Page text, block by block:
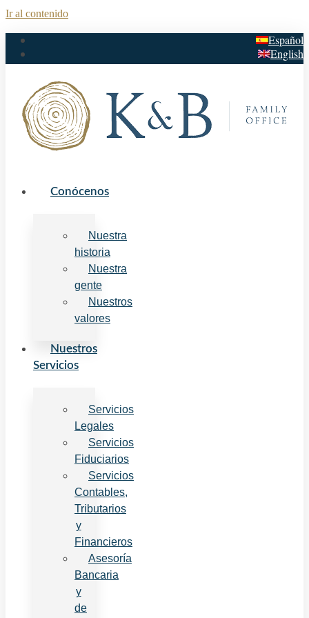
Ir al contenido
Español
English
Conócenos
Nuestra
historia
Nuestra
gente
Nuestros
valores
Nuestros
Servicios
Servicios
Legales
Servicios
Fiduciarios
Servicios
Contables,
Tributarios
y
Financieros
Asesoría
Bancaria
y
de